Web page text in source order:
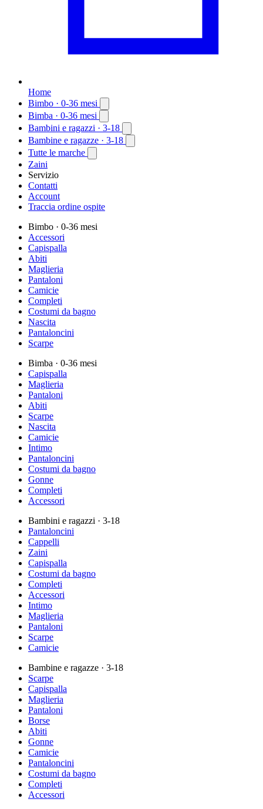
Home
Bimbo · 0-36 mesi
Bimba · 0-36 mesi
Bambini e ragazzi · 3-18
Bambine e ragazze · 3-18
Tutte le marche
Zaini
Servizio
Contatti
Account
Traccia ordine ospite
Bimbo · 0-36 mesi
Accessori
Capispalla
Abiti
Maglieria
Pantaloni
Camicie
Completi
Costumi da bagno
Nascita
Pantaloncini
Scarpe
Bimba · 0-36 mesi
Capispalla
Maglieria
Pantaloni
Abiti
Scarpe
Nascita
Camicie
Intimo
Pantaloncini
Costumi da bagno
Gonne
Completi
Accessori
Bambini e ragazzi · 3-18
Pantaloncini
Cappelli
Zaini
Capispalla
Costumi da bagno
Completi
Accessori
Intimo
Maglieria
Pantaloni
Scarpe
Camicie
Bambine e ragazze · 3-18
Scarpe
Capispalla
Maglieria
Pantaloni
Borse
Abiti
Gonne
Camicie
Pantaloncini
Costumi da bagno
Completi
Accessori